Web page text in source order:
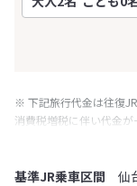
※ 下記旅行代金は往復
消費税増税に伴い代金が
※ 表示されている旅行
基準JR乗車区間 仙